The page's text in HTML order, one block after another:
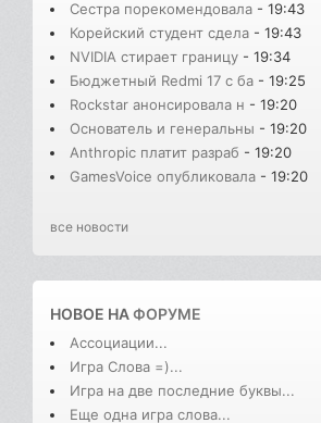
Сестра порекомендовала - 19:43
Корейский студент сдела - 19:43
NVIDIA стирает границу - 19:34
Бюджетный Redmi 17 с ба - 19:25
Rockstar анонсировала н - 19:20
Основатель и генеральны - 19:20
Anthropic платит разраб - 19:20
GamesVoice опубликовала - 19:20
все новости
НОВОЕ НАФОРУМЕ
Ассоциации...
Игра Слова =)...
Игра на две последние буквы...
Еще одна игра слова...